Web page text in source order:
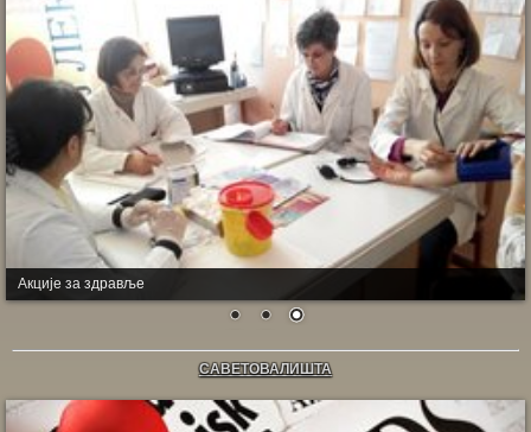
Акције за здравље
САВЕТОВАЛИШТА